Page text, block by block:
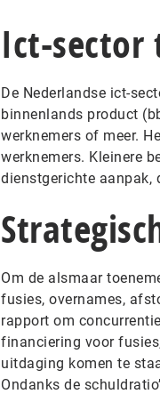
Ict-sector
De Nederlandse ict-
binnenlands product
werknemers of meer.
werknemers. Kleinere
dienstgerichte aanpak,
Om de alsmaar
fusies, overnames,
rapport om
financiering voor
uitdaging komen te
Ondanks de